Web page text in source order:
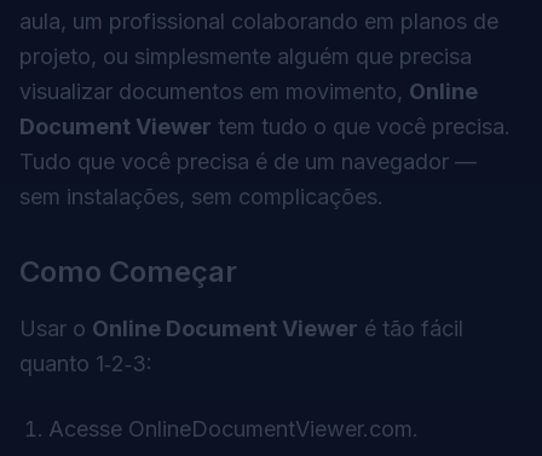
aula, um profissional colaborando em planos de
projeto, ou simplesmente alguém que precisa
visualizar documentos em movimento, Online
Document Viewer tem tudo o que você precisa.
Tudo que você precisa é de um navegador —
sem instalações, sem complicações.
Como Começar
Usar o Online Document Viewer é tão fácil
quanto 1‑2‑3:
Acesse OnlineDocumentViewer.com.